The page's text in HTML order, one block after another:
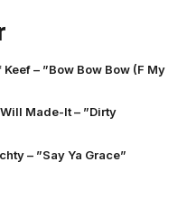
– ”Bow Bow Bow (F My
Made-It – ”Dirty
– ”Say Ya Grace”